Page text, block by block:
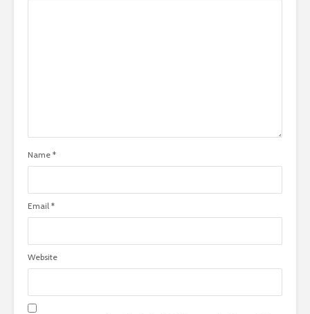
Name *
Email *
Website